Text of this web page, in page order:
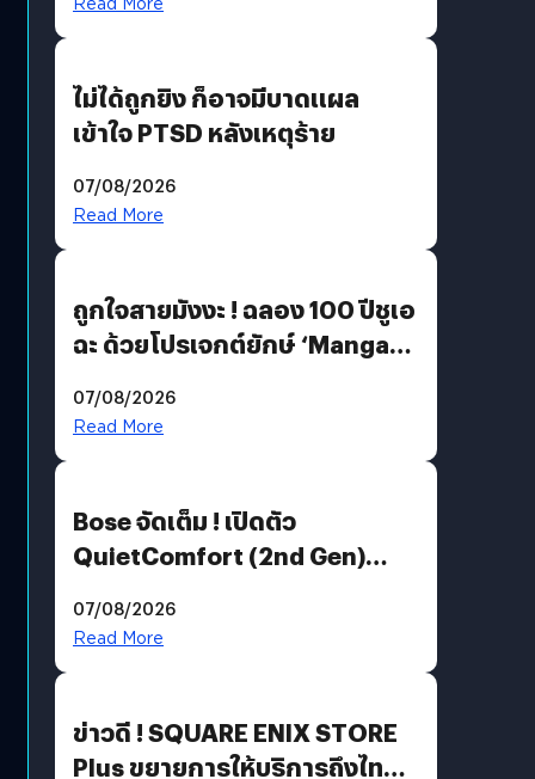
ไม่ได้ถูกยิง ก็อาจมีบาดแผล
เข้าใจ PTSD หลังเหตุร้าย
07/08/2026
Read More
ถูกใจสายมังงะ ! ฉลอง 100 ปีชูเอ
ฉะ ด้วยโปรเจกต์ยักษ์ ‘Manga
มีภาษาไทยด้วย
07/08/2026
Read More
Bose จัดเต็ม ! เปิดตัว
QuietComfort (2nd Gen)
07/08/2026
Read More
ข่าวดี ! SQUARE ENIX STORE
Plus ขยายการให้บริการถึงไทย